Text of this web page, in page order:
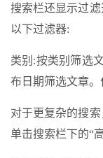
搜索栏还显示过
以下过滤器:
类别:按类别筛选
布日期筛选文章
对于更复杂的搜
单击搜索栏下的“